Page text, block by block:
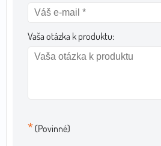
Vaša otázka k produktu:
* (Povinné)